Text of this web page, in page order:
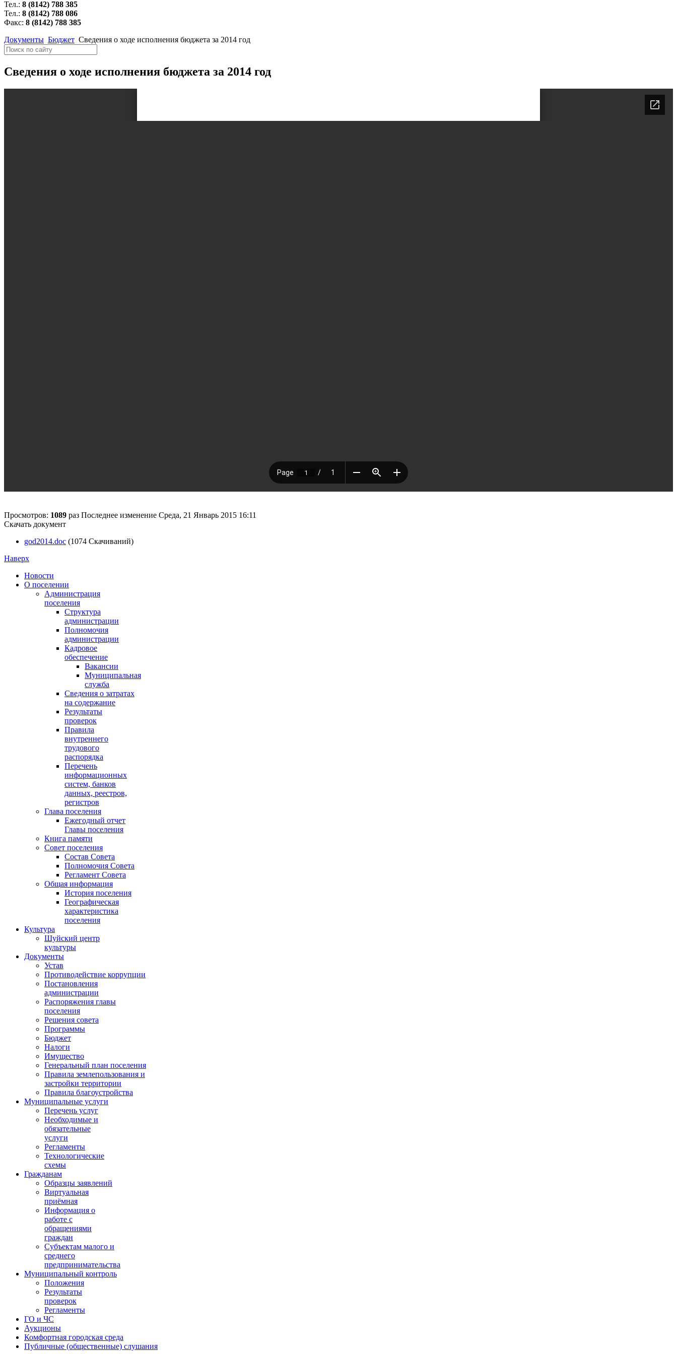
Тел.: 8 (8142) 788 385
Тел.: 8 (8142) 788 086
Факс: 8 (8142) 788 385
Документы Бюджет Сведения о ходе исполнения бюджета за 2014 год
Сведения о ходе исполнения бюджета за 2014 год
Просмотров: 1089 раз Последнее изменение Среда, 21 Январь 2015 16:11
Скачать документ
god2014.doc (1074 Скачиваний)
Наверх
Новости
О поселении
Администрация
поселения
Структура
администрации
Полномочия
администрации
Кадровое
обеспечение
Вакансии
Муниципальная
служба
Сведения о затратах
на содержание
Результаты
проверок
Правила
внутреннего
трудового
распорядка
Перечень
информационных
систем, банков
данных, реестров,
регистров
Глава поселения
Ежегодный отчет
Главы поселения
Книга памяти
Совет поселения
Состав Совета
Полномочия Совета
Регламент Совета
Общая информация
История поселения
Географическая
характеристика
поселения
Культура
Шуйский центр
культуры
Документы
Устав
Противодействие коррупции
Постановления
администрации
Распоряжения главы
поселения
Решения совета
Программы
Бюджет
Налоги
Имущество
Генеральный план поселения
Правила землепользования и
застройки территории
Правила благоустройства
Муниципальные услуги
Перечень услуг
Необходимые и
обязательные
услуги
Регламенты
Технологические
схемы
Гражданам
Образцы заявлений
Виртуальная
приёмная
Информация о
работе с
обращениями
граждан
Субъектам малого и
среднего
предпринимательства
Муниципальный контроль
Положения
Результаты
проверок
Регламенты
ГО и ЧС
Аукционы
Комфортная городская среда
Публичные (общественные) слушания